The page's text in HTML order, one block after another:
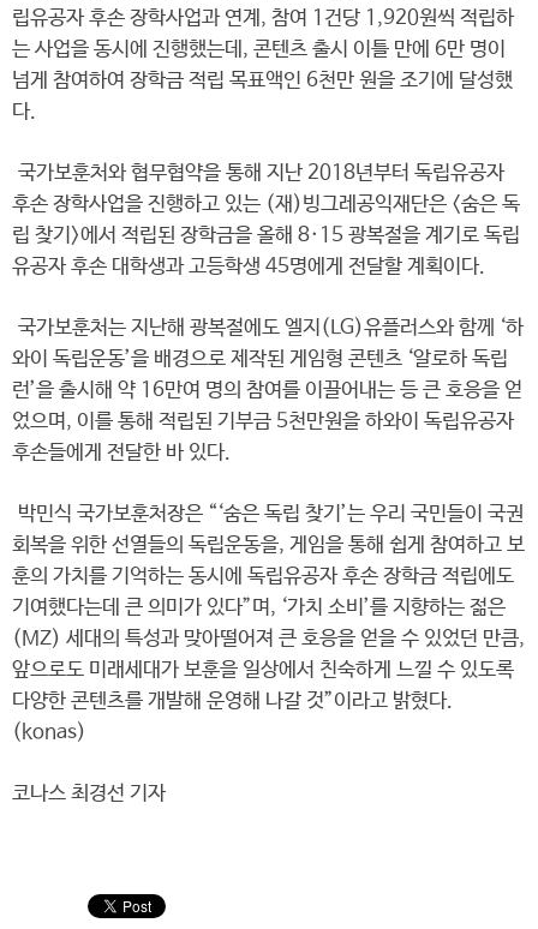
립유공자 후손 장학사업과 연계, 참여 1건당 1,920원씩 적립하
는 사업을 동시에 진행했는데, 콘텐츠 출시 이틀 만에 6만 명이
넘게 참여하여 장학금 적립 목표액인 6천만 원을 조기에 달성했
다.
국가보훈처와 협무협약을 통해 지난 2018년부터 독립유공자
후손 장학사업을 진행하고 있는 (재)빙그레공익재단은 <숨은 독
립 찾기>에서 적립된 장학금을 올해 8·15 광복절을 계기로 독립
유공자 후손 대학생과 고등학생 45명에게 전달할 계획이다.
국가보훈처는 지난해 광복절에도 엘지(LG)유플러스와 함께 ‘하
와이 독립운동’을 배경으로 제작된 게임형 콘텐츠 ‘알로하 독립
런’을 출시해 약 16만여 명의 참여를 이끌어내는 등 큰 호응을 얻
었으며, 이를 통해 적립된 기부금 5천만원을 하와이 독립유공자
후손들에게 전달한 바 있다.
박민식 국가보훈처장은 “‘숨은 독립 찾기’는 우리 국민들이 국권
회복을 위한 선열들의 독립운동을, 게임을 통해 쉽게 참여하고 보
훈의 가치를 기억하는 동시에 독립유공자 후손 장학금 적립에도
기여했다는데 큰 의미가 있다”며, ‘가치 소비’를 지향하는 젊은
(MZ) 세대의 특성과 맞아떨어져 큰 호응을 얻을 수 있었던 만큼,
앞으로도 미래세대가 보훈을 일상에서 친숙하게 느낄 수 있도록
다양한 콘텐츠를 개발해 운영해 나갈 것”이라고 밝혔다.
(konas)
코나스 최경선 기자